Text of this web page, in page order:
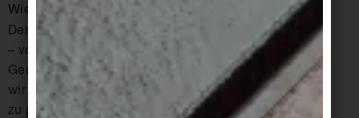
Wie kommt das Konzept von Concular an?
Der Beratungsbedarf ist bei allen Beteiligten groß
– von Rückbaufirmen über Hersteller bis zu den
Generalunternehmern. Als Bauschaffende haben
wir es schlicht verlernt, einfach und rückbaufähig
zu planen und zu bauen. Doch der Trend zurück